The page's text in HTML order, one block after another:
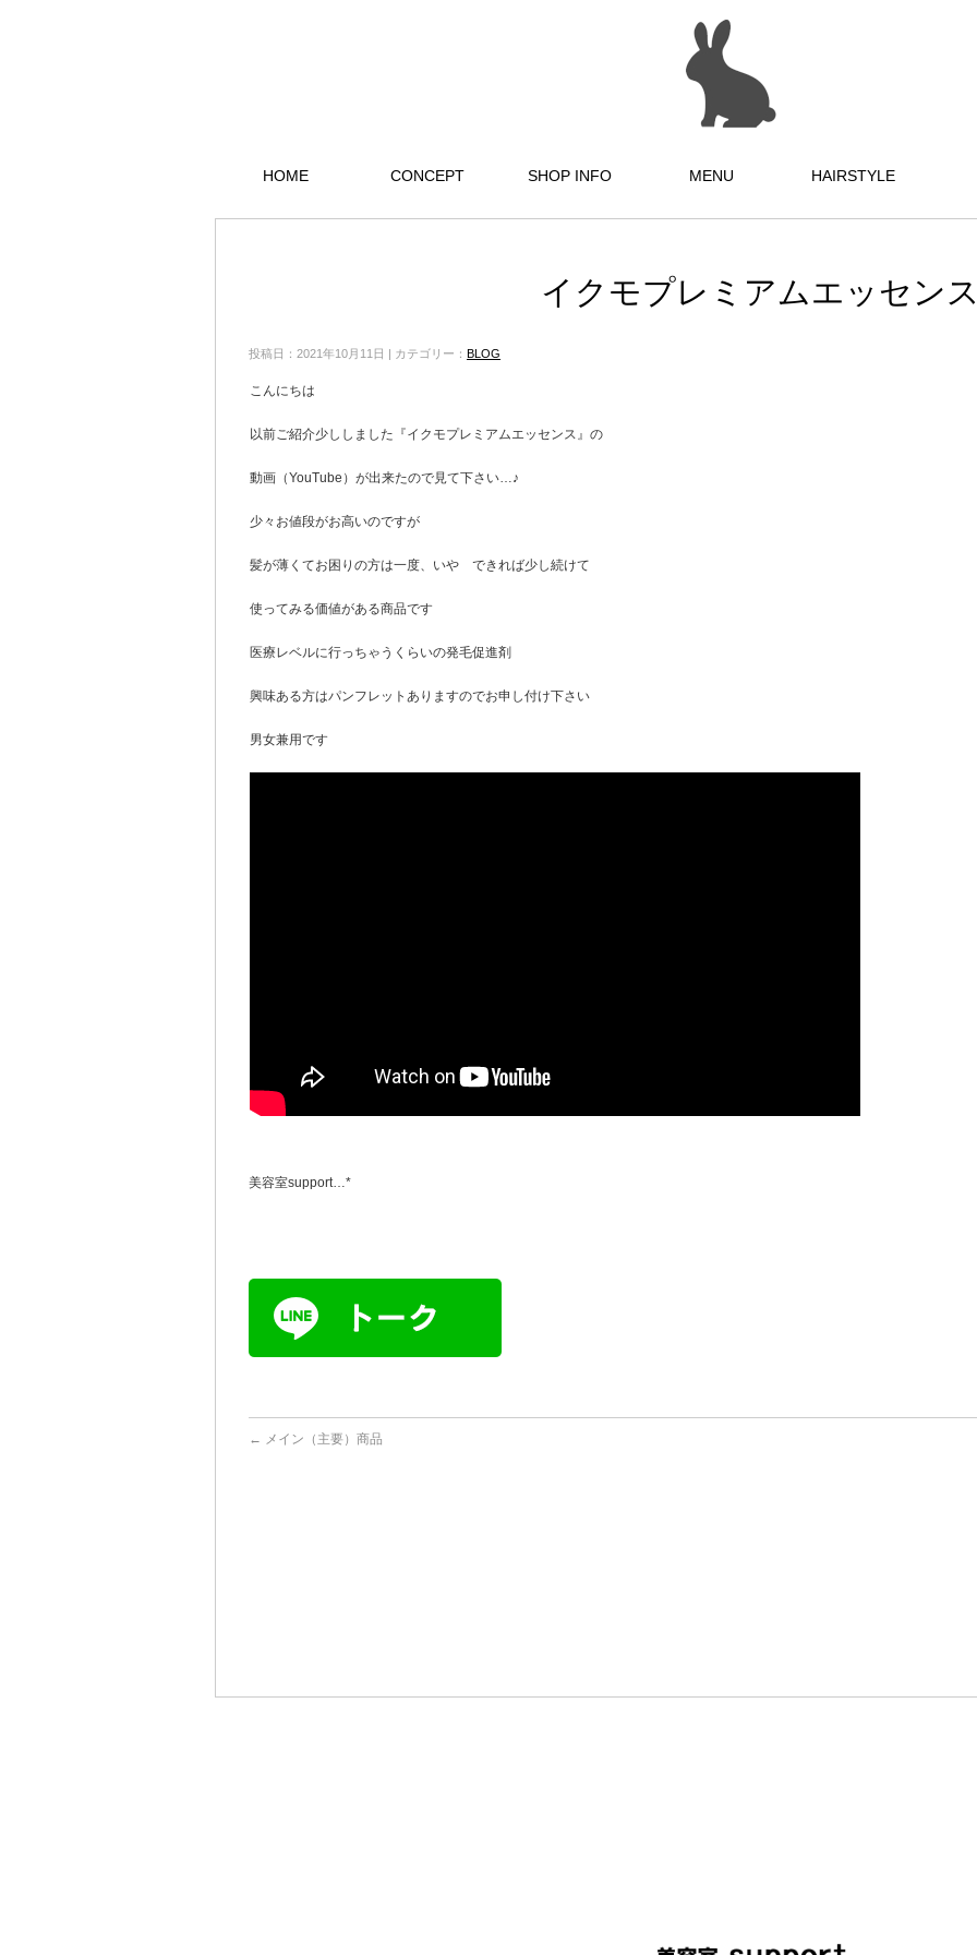
HOME CONCEPT SHOP INFO MENU HAIRSTYLE
イクモプレミアムエッセンス
投稿日：2021年10月11日 | カテゴリー： BLOG
こんにちは
以前ご紹介少ししました『イクモプレミアムエッセンス』の
動画（YouTube）が出来たので見て下さい…♪
少々お値段がお高いのですが
髪が薄くてお困りの方は一度、いや できれば少し続けて
使ってみる価値がある商品です
医療レベルに行っちゃうくらいの発毛促進剤
興味ある方はパンフレットありますのでお申し付け下さい
男女兼用です
美容室support…*
← メイン（主要）商品